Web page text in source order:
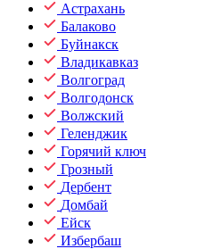
Астрахань
Балаково
Буйнакск
Владикавказ
Волгоград
Волгодонск
Волжский
Геленджик
Горячий ключ
Грозный
Дербент
Домбай
Ейск
Избербаш